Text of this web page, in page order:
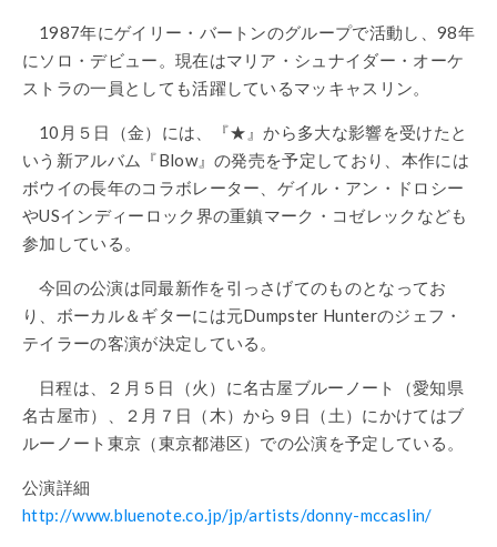
1987年にゲイリー・バートンのグループで活動し、98年
にソロ・デビュー。現在はマリア・シュナイダー・オーケ
ストラの一員としても活躍しているマッキャスリン。
10月５日（金）には、『★』から多大な影響を受けたと
いう新アルバム『Blow』の発売を予定しており、本作には
ボウイの長年のコラボレーター、ゲイル・アン・ドロシー
やUSインディーロック界の重鎮マーク・コゼレックなども
参加している。
今回の公演は同最新作を引っさげてのものとなってお
り、ボーカル＆ギターには元Dumpster Hunterのジェフ・
テイラーの客演が決定している。
日程は、２月５日（火）に名古屋ブルーノート（愛知県
名古屋市）、２月７日（木）から９日（土）にかけてはブ
ルーノート東京（東京都港区）での公演を予定している。
公演詳細
http://www.bluenote.co.jp/jp/artists/donny-mccaslin/